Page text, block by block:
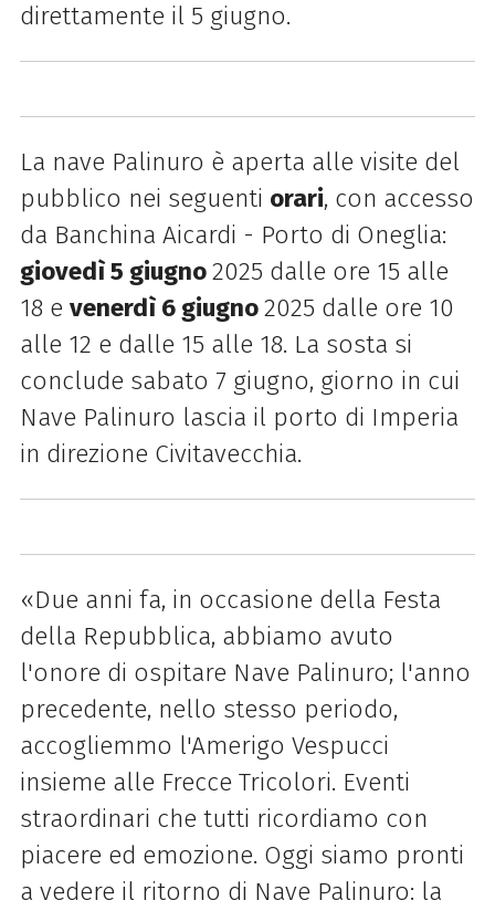
direttamente il 5 giugno.
La nave Palinuro è aperta alle visite del
pubblico nei seguenti orari, con accesso
da Banchina Aicardi - Porto di Oneglia:
giovedì 5 giugno2025 dalle ore 15 alle
18 e venerdì 6 giugno2025 dalle ore 10
alle 12 e dalle 15 alle 18. La sosta si
conclude sabato 7 giugno, giorno in cui
Nave Palinuro lascia il porto di Imperia
in direzione Civitavecchia.
«Due anni fa, in occasione della Festa
della Repubblica, abbiamo avuto
l'onore di ospitare Nave Palinuro; l'anno
precedente, nello stesso periodo,
accogliemmo l'Amerigo Vespucci
insieme alle Frecce Tricolori. Eventi
straordinari che tutti ricordiamo con
piacere ed emozione. Oggi siamo pronti
a vedere il ritorno di Nave Palinuro: la